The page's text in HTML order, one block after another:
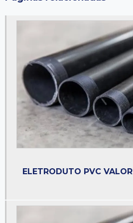
Eletrocalha galvanizada a fogo
Eletroduto a fogo
Eletroduto a prova de explosão
Eletroduto de aço galvanizado
Eletroduto galvanizado
Eletroduto galvanizado a fogo
Eletroduto preço
Eletroduto pvc
ELETRODUTO PVC VALOR